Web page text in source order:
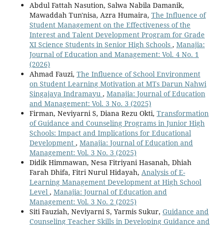
Abdul Fattah Nasution, Salwa Nabila Damanik,
Mawaddah Tun'nisa, Azra Humaira, The Influence of
Student Management on the Effectiveness of the
Interest and Talent Development Program for Grade
XI Science Students in Senior High Schools , Manajia:
Journal of Education and Management: Vol. 4 No. 1
(2026)
Ahmad Fauzi, The Influence of School Environment
on Student Learning Motivation at MTs Darun Nahwi
Singajaya Indramayu , Manajia: Journal of Education
and Management: Vol. 3 No. 3 (2025)
Firman, Neviyarni S, Diana Rezu Okti, Transformation
of Guidance and Counseling Programs in Junior High
Schools: Impact and Implications for Educational
Development , Manajia: Journal of Education and
Management: Vol. 3 No. 3 (2025)
Didik Himmawan, Nesa Fitriyani Hasanah, Dhiah
Farah Dhifa, Fitri Nurul Hidayah, Analysis of E-
Learning Management Development at High School
Level , Manajia: Journal of Education and
Management: Vol. 3 No. 2 (2025)
Siti Fauziah, Neviyarni S, Yarmis Sukur, Guidance and
Counseling Teacher Skills in Developing Guidance and